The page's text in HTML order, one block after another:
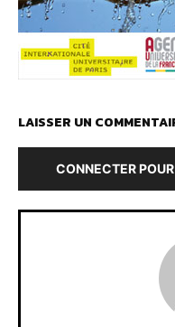
LAISSER UN
CONNECTER